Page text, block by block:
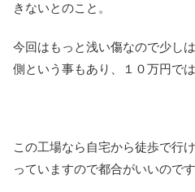
きないとのこと。
今回はもっと浅い傷なので少し
側という事もあり、１０万円で
この工場なら自宅から徒歩で行
っていますので都合がいいのです